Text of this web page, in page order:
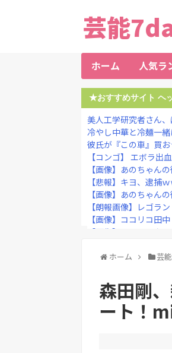
芸能
ホーム 人気ラ
★おすすめサイト ヘ
美人工学研究者さん
冷やし中華と冷麺一
彼氏が『この車』買
【コンゴ】 エボラ
【画像】あのちゃん
【悲報】キヨ、逮捕
【画像】あのちゃん
【朗報画像】レゴラ
【画像】ココリコ田
【画像】インスタ女
【画像】森高千里（
Powered by
ホーム 芸
森田剛
ート！